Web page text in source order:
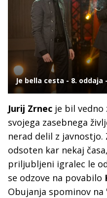
Je bella cesta - 8. oddaja
Jurij Zrnec je bil vedno
svojega zasebnega
nerad delil z
odsoten kar nekaj
priljubljeni igralec le
se odzove na povabilo
Obujanja spominov na